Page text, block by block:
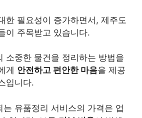
한 필요성이 증가하면서, 제주도
이 주목받고 있습니다.
소중한 물건을 정리하는 방법을
게 안전하고 편안한 마음을 제공
입니다.
는 유품정리 서비스의 가격은 업